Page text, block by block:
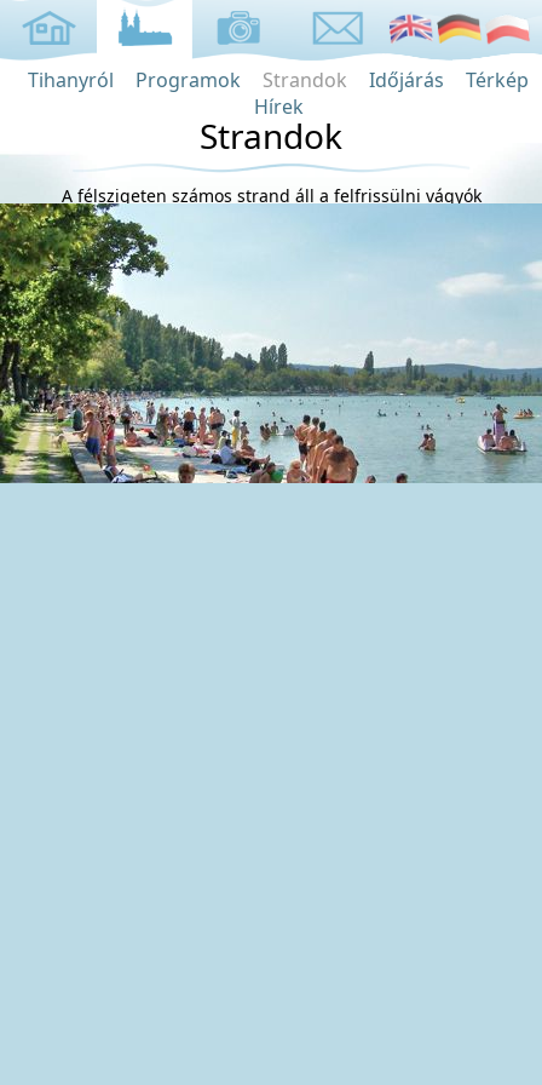
Tihanyról Programok Strandok Időjárás
Térkép
Hírek
Strandok
A félszigeten számos strand áll a felfrissülni vágyók
English Deutsch Polski Apartman Alsó szint
Felső
szint
Árak Foglaltság Tihanyról Programok
Strandok
Időjárás
Hírek Képek Virtuális túra
Kapcsolat
Térkép